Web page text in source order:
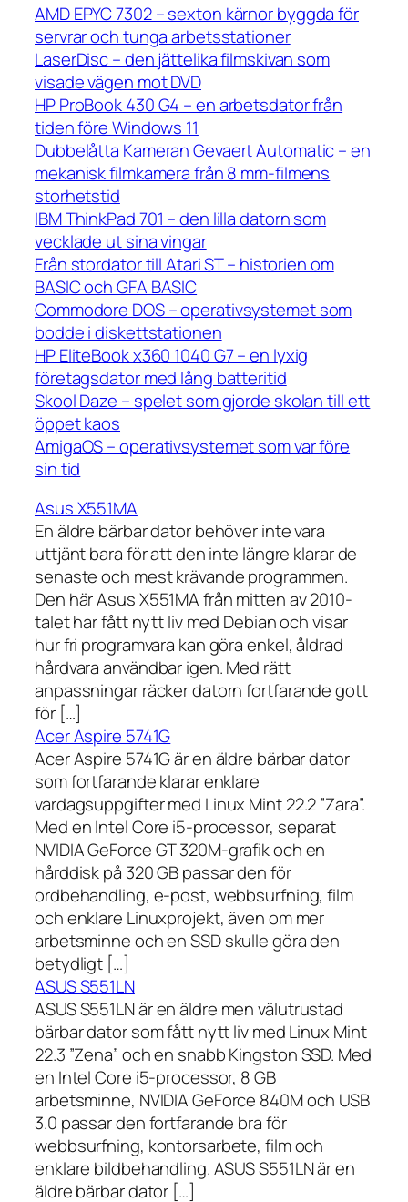
AMD EPYC 7302 – sexton kärnor byggda för
servrar och tunga arbetsstationer
LaserDisc – den jättelika filmskivan som
visade vägen mot DVD
HP ProBook 430 G4 – en arbetsdator från
tiden före Windows 11
Dubbelåtta Kameran Gevaert Automatic – en
mekanisk filmkamera från 8 mm-filmens
storhetstid
IBM ThinkPad 701 – den lilla datorn som
vecklade ut sina vingar
Från stordator till Atari ST – historien om
BASIC och GFA BASIC
Commodore DOS – operativsystemet som
bodde i diskettstationen
HP EliteBook x360 1040 G7 – en lyxig
företagsdator med lång batteritid
Skool Daze – spelet som gjorde skolan till ett
öppet kaos
AmigaOS – operativsystemet som var före
sin tid
Asus X551MA
En äldre bärbar dator behöver inte vara
uttjänt bara för att den inte längre klarar de
senaste och mest krävande programmen.
Den här Asus X551MA från mitten av 2010-
talet har fått nytt liv med Debian och visar
hur fri programvara kan göra enkel, åldrad
hårdvara användbar igen. Med rätt
anpassningar räcker datorn fortfarande gott
för […]
Acer Aspire 5741G
Acer Aspire 5741G är en äldre bärbar dator
som fortfarande klarar enklare
vardagsuppgifter med Linux Mint 22.2 ”Zara”.
Med en Intel Core i5-processor, separat
NVIDIA GeForce GT 320M-grafik och en
hårddisk på 320 GB passar den för
ordbehandling, e-post, webbsurfning, film
och enklare Linuxprojekt, även om mer
arbetsminne och en SSD skulle göra den
betydligt […]
ASUS S551LN
ASUS S551LN är en äldre men välutrustad
bärbar dator som fått nytt liv med Linux Mint
22.3 ”Zena” och en snabb Kingston SSD. Med
en Intel Core i5-processor, 8 GB
arbetsminne, NVIDIA GeForce 840M och USB
3.0 passar den fortfarande bra för
webbsurfning, kontorsarbete, film och
enklare bildbehandling. ASUS S551LN är en
äldre bärbar dator […]